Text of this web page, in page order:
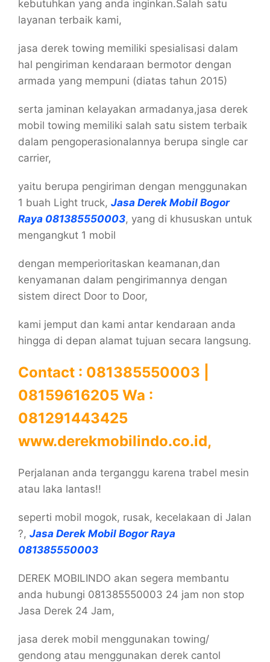
kebutuhkan yang anda inginkan.Salah satu
layanan terbaik kami,
jasa derek towing memiliki spesialisasi dalam
hal pengiriman kendaraan bermotor dengan
armada yang mempuni (diatas tahun 2015)
serta jaminan kelayakan armadanya,jasa derek
mobil towing memiliki salah satu sistem terbaik
dalam pengoperasionalannya berupa single car
carrier,
yaitu berupa pengiriman dengan menggunakan
1 buah Light truck, Jasa Derek Mobil Bogor
Raya 081385550003, yang di khususkan untuk
mengangkut 1 mobil
dengan memperioritaskan keamanan,dan
kenyamanan dalam pengirimannya dengan
sistem direct Door to Door,
kami jemput dan kami antar kendaraan anda
hingga di depan alamat tujuan secara langsung.
Contact : 081385550003 |
08159616205 Wa :
081291443425
www.derekmobilindo.co.id,
Perjalanan anda terganggu karena trabel mesin
atau laka lantas!!
seperti mobil mogok, rusak, kecelakaan di Jalan
?, Jasa Derek Mobil Bogor Raya
081385550003
DEREK MOBILINDO akan segera membantu
anda hubungi 081385550003 24 jam non stop
Jasa Derek 24 Jam,
jasa derek mobil menggunakan towing/
gendong atau menggunakan derek cantol